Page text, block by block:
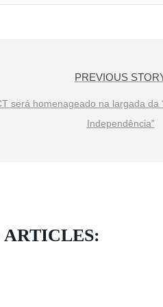
PREVIOUS
será homenageado na largada da
Independência”